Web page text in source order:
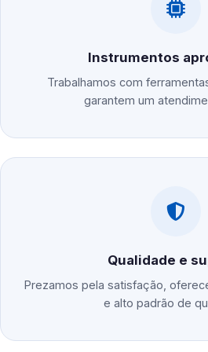
Instrumentos
Trabalhamos com
garantem um
Qualidade e
Prezamos pela satisfação,
e alto padrão de